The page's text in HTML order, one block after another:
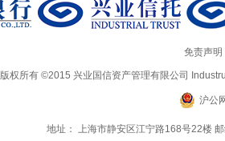
免责声明
版权所有 ©2015 兴业国信资产管理有限公司
沪公
地址： 上海市静安区江宁路168号22楼